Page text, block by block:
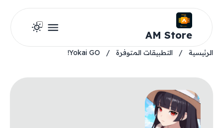
AM Store
الرئيسية / التطبيقات المتوفرة /
Yokai GO!